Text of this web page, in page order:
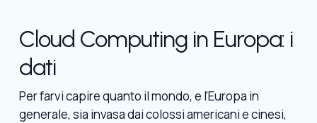
Cloud Computing in Europa: i
dati
Per farvi capire quanto il mondo, e l’Europa in
generale, sia invasa dai colossi americani e cinesi,